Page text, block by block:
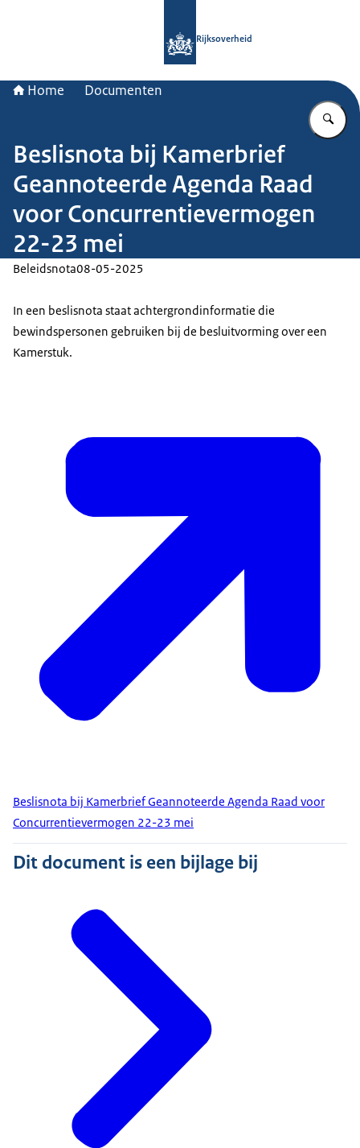
Rijksoverheid
Home Documenten
Beslisnota bij Kamerbrief
Geannoteerde Agenda Raad
voor Concurrentievermogen
22-23 mei
Beleidsnota08-05-2025
In een beslisnota staat achtergrondinformatie die
bewindspersonen gebruiken bij de besluitvorming over een
Kamerstuk.
Beslisnota bij Kamerbrief Geannoteerde Agenda Raad voor
Concurrentievermogen 22-23 mei
Dit document is een bijlage bij